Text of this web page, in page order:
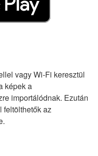
vagy Wi-Fi keresztül
képek a
importálódnak. Ezután
feltölthetők az